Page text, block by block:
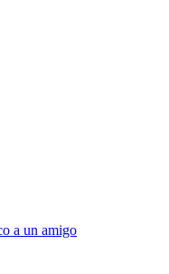
a un amigo